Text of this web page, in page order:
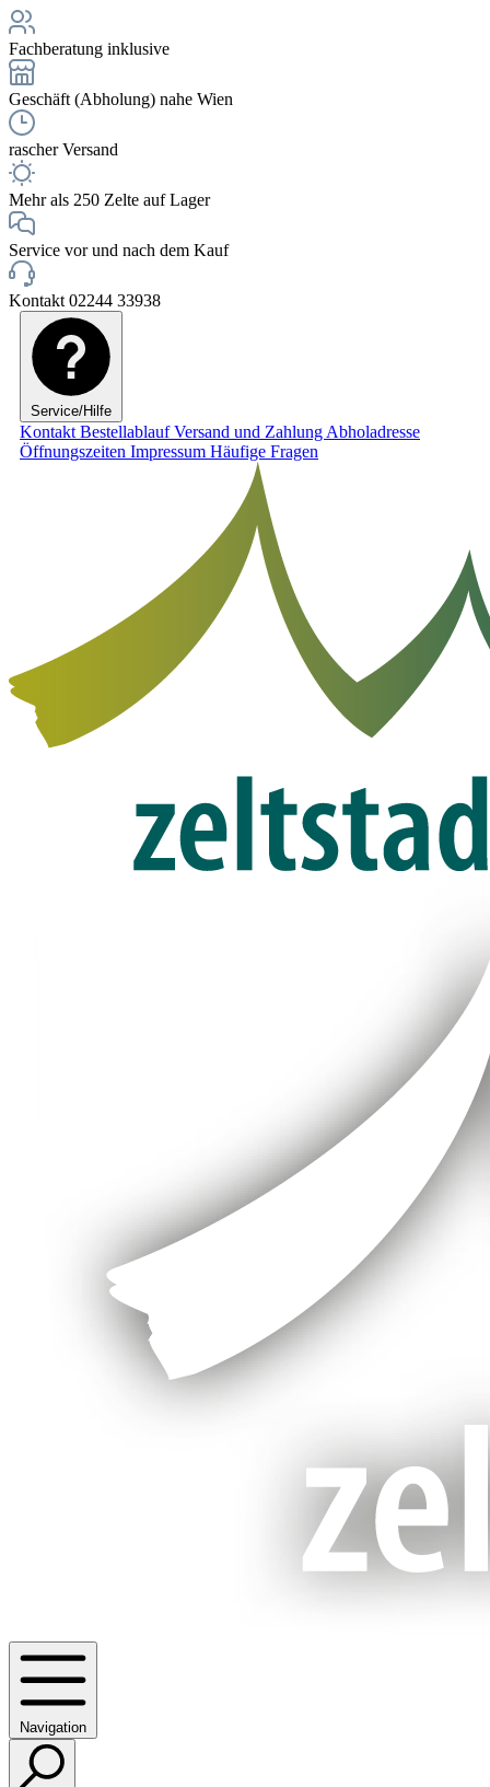
Fachberatung inklusive
Geschäft (Abholung) nahe Wien
rascher Versand
Mehr als 250 Zelte auf Lager
Service vor und nach dem Kauf
Kontakt 02244 33938
Service/Hilfe
Kontakt BestellablaufVersand und Zahlung Abholadresse
Öffnungszeiten Impressum Häufige Fragen
Navigation